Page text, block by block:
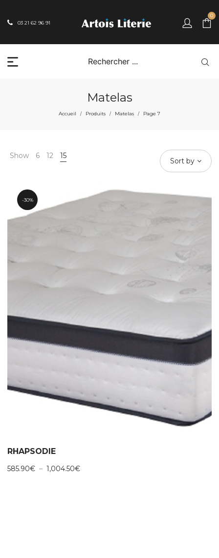
03 21 62 96 91
0
Matelas
Accueil / Produits / Matelas / Page 7
Show 6 12 15
Sort by
30%
RHAPSODIE
585.90€ – 1,004.50€Plage